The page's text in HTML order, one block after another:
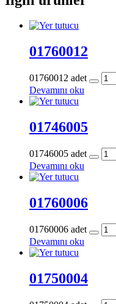
01760012
01760012 adet
Devamını oku
01746005
01746005 adet
Devamını oku
01760006
01760006 adet
Devamını oku
01750004